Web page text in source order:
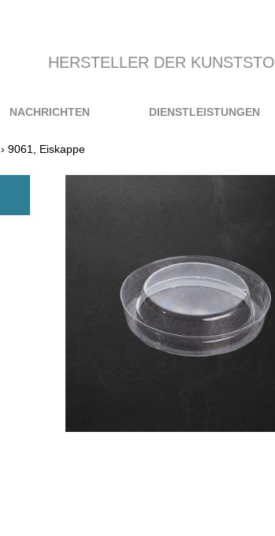
HERSTELLER DER
NACHRICHTEN DIENSTLEISTUNGEN
› 9061, Eiskappe